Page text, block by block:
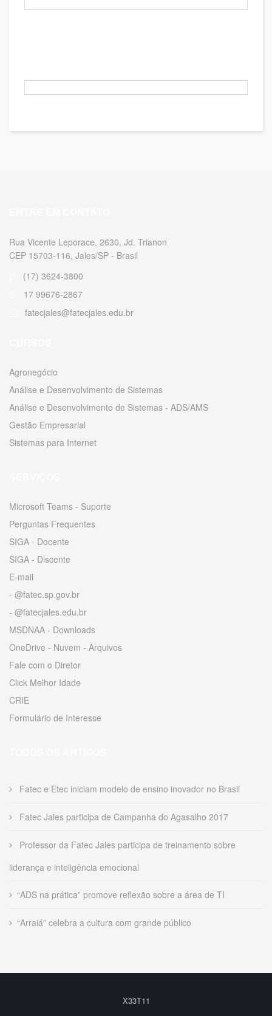
Rua Vicente Leporace, 2630, Jd. Trianon
CEP 15703-116, Jales/SP - Brasil
(17) 3624-3800
17 99676-2867
fatecjales@fatecjales.edu.br
Agronegócio
Análise e Desenvolvimento de Sistemas
Análise e Desenvolvimento de Sistemas - ADS/AMS
Gestão Empresarial
Sistemas para Internet
Microsoft Teams - Suporte
Perguntas Frequentes
SIGA - Docente
SIGA - Discente
E-mail
- @fatec.sp.gov.br
- @fatecjales.edu.br
MSDNAA - Downloads
OneDrive - Nuvem - Arquivos
Fale com o Diretor
Click Melhor Idade
CRIE
Formulário de Interesse
Fatec e Etec iniciam modelo de ensino inovador no Brasil
Fatec Jales participa de Campanha do Agasalho 2017
Professor da Fatec Jales participa de treinamento sobre
liderança e inteligência emocional
“ADS na prática” promove reflexão sobre a área de TI
“Arraiá” celebra a cultura com grande público
X33T11